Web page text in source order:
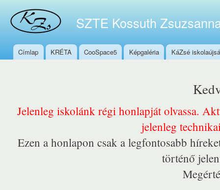
SZTE Kossuth
Főmenü
Címlap KRÉTA CooSpace5 Képgaléria KáZsé
Jelenleg iskolánk régi honlapját olvassa.
jelenleg
Ezen a honlapon csak a legfontosabb
történő